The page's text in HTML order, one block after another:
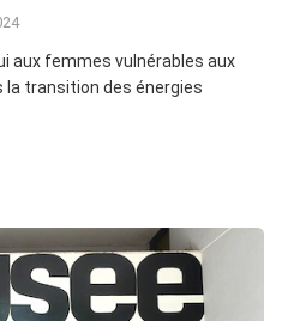
aux femmes vulnérables aux
transition des énergies